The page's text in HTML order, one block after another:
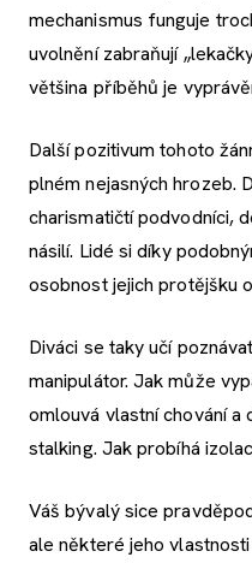
mechanismus funguje
uvolnění zabraňují
většina příběhů je
Další pozitivum tohoto
plném nejasných hrozeb.
charismatičtí podvodníci,
násilí. Lidé si díky
osobnost jejich protějšku
Diváci se taky učí
manipulátor. Jak může
omlouvá vlastní chování
stalking. Jak probíhá
Váš bývalý sice
ale některé jeho